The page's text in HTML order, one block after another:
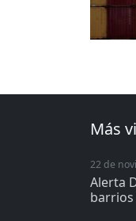
Más
22 de
Alerta
barrios